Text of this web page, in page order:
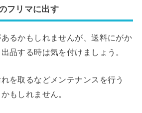
フリマに出す
るかもしれませんが、送料にがか
品する時は気を付けましょう。
を取るなどメンテナンスを行う
もしれません。